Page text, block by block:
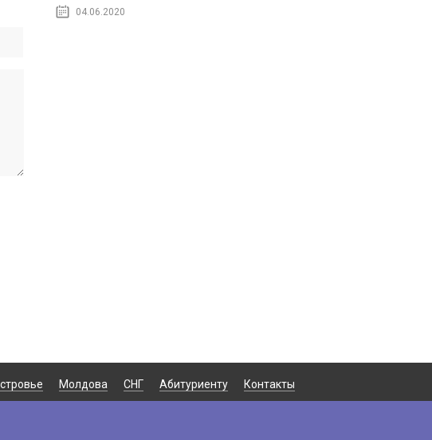
04.06.2020
Молдова СНГ Абитуриенту Контакты